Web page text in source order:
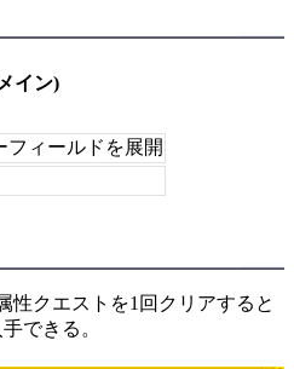
イン)
フィールドを展開
性クエストを1回クリアすると
できる。